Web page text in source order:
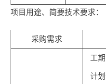
项目用途、简要技术要求：
采购需求
工
计